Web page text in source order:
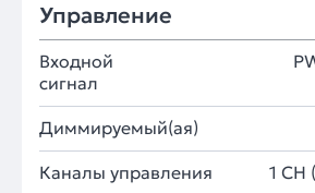
Управление
Входной
сигнал
Диммируемый(ая)
Каналы управления 1 CH